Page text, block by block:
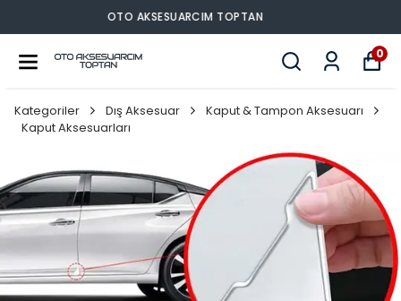
OTO AKSESUARCIM TOPTAN
0
Kategoriler Dış Aksesuar
Kaput & Tampon Aksesuarı
Kaput Aksesuarları